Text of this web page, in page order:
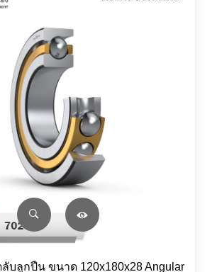
ลับลูกปืน ขนาด 120x180x28 Angular